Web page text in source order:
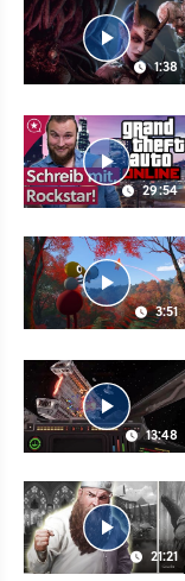
1:38
29:54
3:51
13:48
21:21